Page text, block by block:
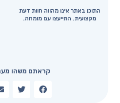
התוכן באתר אינו מהווה חוות דעת
מקצועית. התייעצו עם מומחה.
קראתם משהו